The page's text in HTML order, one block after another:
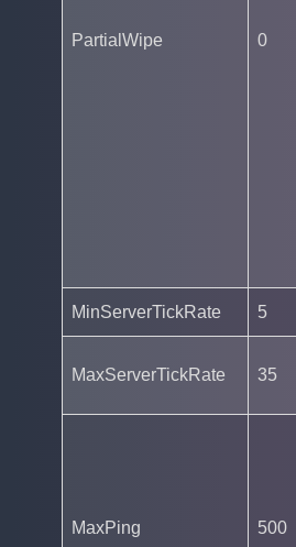
PartialWipe 0
MinServerTickRate 5
MaxServerTickRate 35
MaxPing 500